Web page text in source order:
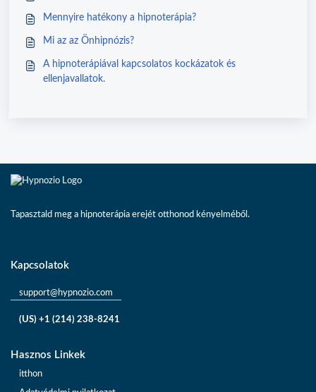
Mennyire hatékony a hipnoterápia?
Mi az az Önhipnózis?
A hipnoterápiával kapcsolatos kockázatok és
ellenjavallatok.
Tapasztald meg a hipnoterápia erejét otthonod kényelméből.
Kapcsolatok
support@hypnozio.com
(US) +1 (214) 238-8241
Hasznos Linkek
itthon